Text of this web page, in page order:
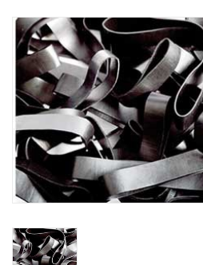
Pallet elastiek
Kruiselastiek
Fastfix
Geknoopt elastiek
Witte elastiekjes aanbieding!